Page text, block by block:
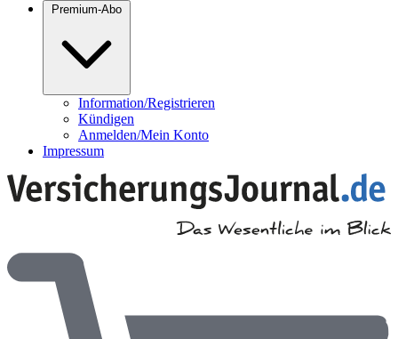
Premium-Abo
Information/Registrieren
Kündigen
Anmelden/Mein Konto
Impressum